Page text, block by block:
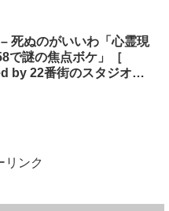
死ぬのがいいわ「心霊現
で謎の焦点ボケ」［
by 22番街のスタジオイ
リンク